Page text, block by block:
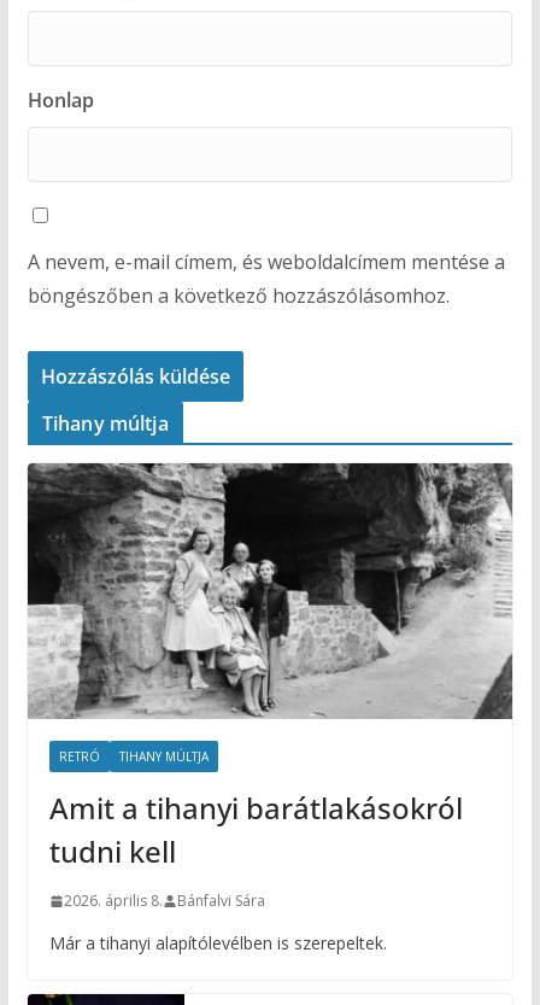
Honlap
A nevem, e-mail címem, és weboldalcímem mentése a
böngészőben a következő hozzászólásomhoz.
Tihany múltja
RETRÓ TIHANY MÚLTJA
Amit a tihanyi barátlakásokról
tudni kell
2026. április 8. Bánfalvi Sára
Már a tihanyi alapítólevélben is szerepeltek.